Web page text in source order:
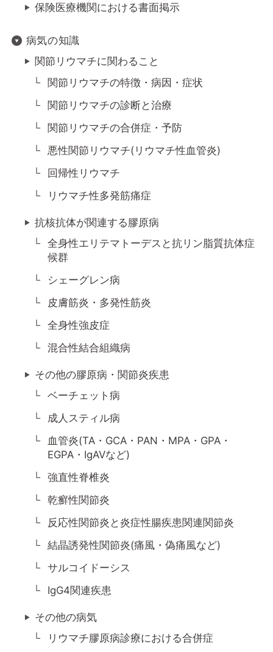
保険医療機関における書面掲示
病気の知識
関節リウマチに関わること
関節リウマチの特徴・病因・症状
関節リウマチの診断と治療
関節リウマチの合併症・予防
悪性関節リウマチ(リウマチ性血管炎)
回帰性リウマチ
リウマチ性多発筋痛症
抗核抗体が関連する膠原病
全身性エリテマトーデスと抗リン脂質抗体症
候群
シェーグレン病
皮膚筋炎・多発性筋炎
全身性強皮症
混合性結合組織病
その他の膠原病・関節炎疾患
ベーチェット病
成人スティル病
血管炎(TA・GCA・PAN・MPA・GPA・
EGPA・IgAVなど)
強直性脊椎炎
乾癬性関節炎
反応性関節炎と炎症性腸疾患関連関節炎
結晶誘発性関節炎(痛風・偽痛風など)
サルコイドーシス
IgG4関連疾患
その他の病気
リウマチ膠原病診療における合併症